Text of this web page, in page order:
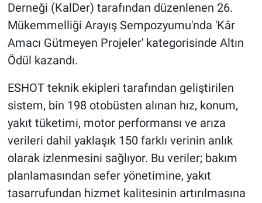
Derneği (KalDer) tarafından düzenlenen 26.
Mükemmelliği Arayış Sempozyumu'nda 'Kâr
Amacı Gütmeyen Projeler' kategorisinde Altın
Ödül kazandı.
ESHOT teknik ekipleri tarafından geliştirilen
sistem, bin 198 otobüsten alınan hız, konum,
yakıt tüketimi, motor performansı ve arıza
verileri dahil yaklaşık 150 farklı verinin anlık
olarak izlenmesini sağlıyor. Bu veriler; bakım
planlamasından sefer yönetimine, yakıt
tasarrufundan hizmet kalitesinin artırılmasına